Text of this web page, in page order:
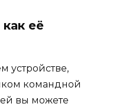
её
устройстве,
командной
вы можете